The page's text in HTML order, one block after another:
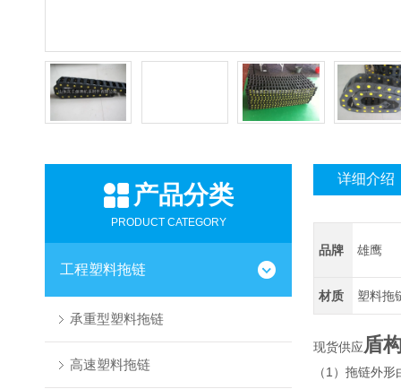
产品分类
PRODUCT CATEGORY
工程塑料拖链
承重型塑料拖链
高速塑料拖链
详细介绍
品牌 雄鹰
材质 塑料拖
现货供应盾
（1）拖链外